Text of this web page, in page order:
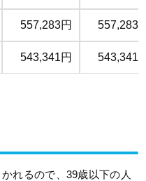
557,283円 557,283
543,341円 543,341
れるので、39歳以下の人